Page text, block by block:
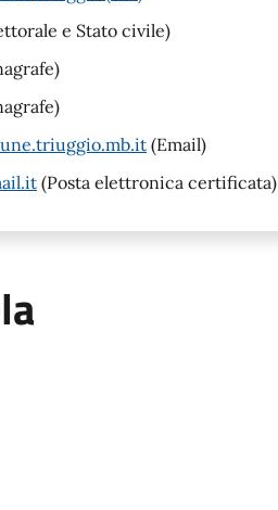
e Stato civile)
(Email)
(Posta elettronica certificata)